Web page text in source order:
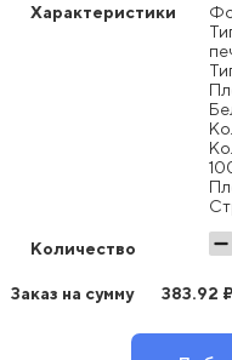
Характеристики
Количество
Заказ на сумму 383.92 ₽